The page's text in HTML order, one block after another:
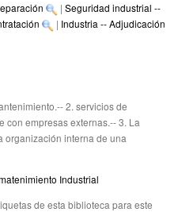
| Seguridad industrial --
| Industria -- Adjudicación
2. servicios de
con empresas externas.-- 3. La
organización interna de una
Industrial
de esta biblioteca para este